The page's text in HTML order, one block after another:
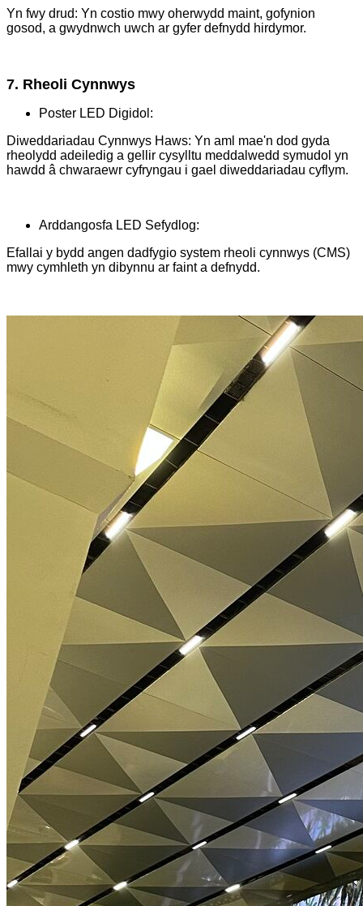
Yn fwy drud: Yn costio mwy oherwydd maint, gofynion
gosod, a gwydnwch uwch ar gyfer defnydd hirdymor.
7. Rheoli Cynnwys
Poster LED Digidol:
Diweddariadau Cynnwys Haws: Yn aml mae'n dod gyda
rheolydd adeiledig a gellir cysylltu meddalwedd symudol yn
hawdd â chwaraewr cyfryngau i gael diweddariadau cyflym.
Arddangosfa LED Sefydlog:
Efallai y bydd angen dadfygio system rheoli cynnwys (CMS)
mwy cymhleth yn dibynnu ar faint a defnydd.